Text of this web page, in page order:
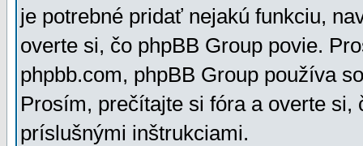
je potrebné pridať nejakú funkciu,
overte si, čo phpBB Group povie.
phpbb.com, phpBB Group používa
Prosím, prečítajte si fóra a overte
príslušnými inštrukciami.